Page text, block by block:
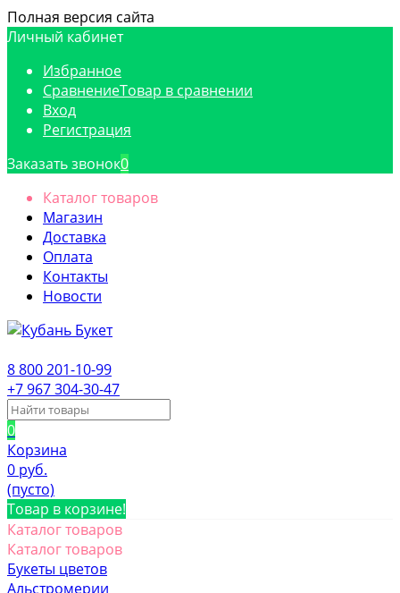
Полная версия сайта
Личный кабинет
Избранное
СравнениеТовар в сравнении
Вход
Регистрация
Заказать звонок0
Каталог товаров
Магазин
Доставка
Оплата
Контакты
Новости
8 800 201-10-99
+7 967 304-30-47
0
Корзина
0 руб.
(пусто)
Товар в корзине!
Каталог товаров
Каталог товаров
Букеты цветов
Альстромерии